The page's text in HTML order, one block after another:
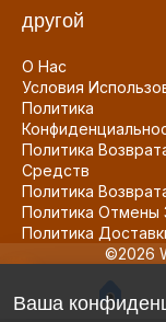
другой
О Нас
Условия
Политика
Политика
Средств
Политика
Политика Отмены
Политика
©2026
Ваша